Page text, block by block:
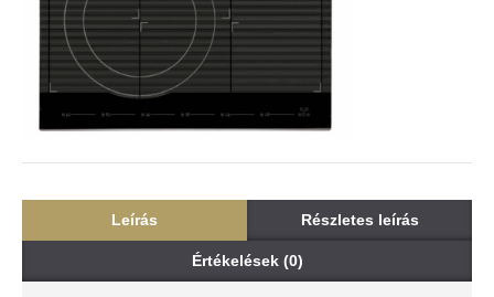
Leírás Részletes leírás
Értékelések (0)